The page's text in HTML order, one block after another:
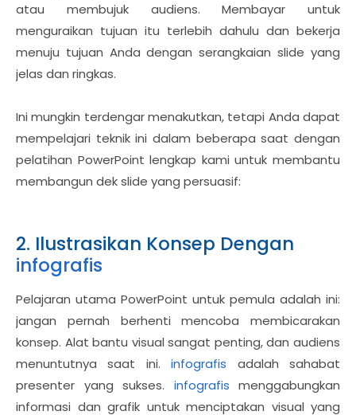
atau membujuk audiens. Membayar untuk
menguraikan tujuan itu terlebih dahulu dan bekerja
menuju tujuan Anda dengan serangkaian slide yang
jelas dan ringkas.
Ini mungkin terdengar menakutkan, tetapi Anda dapat
mempelajari teknik ini dalam beberapa saat dengan
pelatihan PowerPoint lengkap kami untuk membantu
membangun dek slide yang persuasif:
2. Ilustrasikan Konsep Dengan
infografis
Pelajaran utama PowerPoint untuk pemula adalah ini:
jangan pernah berhenti mencoba membicarakan
konsep. Alat bantu visual sangat penting, dan audiens
menuntutnya saat ini.infografis adalah sahabat
presenter yang sukses. infografis menggabungkan
informasi dan grafik untuk menciptakan visual yang